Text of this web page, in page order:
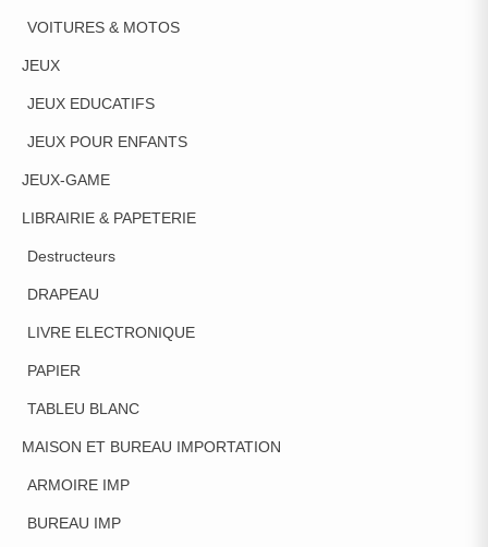
VOITURES & MOTOS
JEUX
JEUX EDUCATIFS
JEUX POUR ENFANTS
JEUX-GAME
LIBRAIRIE & PAPETERIE
Destructeurs
DRAPEAU
LIVRE ELECTRONIQUE
PAPIER
TABLEU BLANC
MAISON ET BUREAU IMPORTATION
ARMOIRE IMP
BUREAU IMP